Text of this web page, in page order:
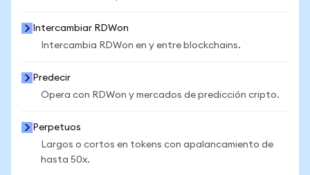
Intercambiar RDWon
Intercambia RDWon en y entre blockchains.
Predecir
Opera con RDWon y mercados de predicción cripto.
Perpetuos
Largos o cortos en tokens con apalancamiento de
hasta 50x.